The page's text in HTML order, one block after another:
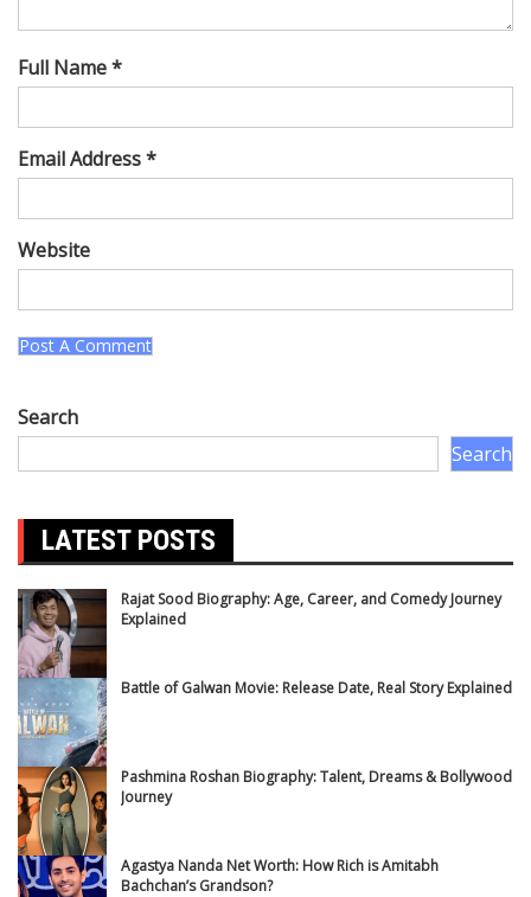
Full Name *
Email Address *
Website
Search
Search
LATEST POSTS
Rajat Sood Biography: Age, Career, and Comedy Journey
Explained
Battle of Galwan Movie: Release Date, Real Story Explained
Pashmina Roshan Biography: Talent, Dreams & Bollywood
Journey
Agastya Nanda Net Worth: How Rich is Amitabh
Bachchan’s Grandson?